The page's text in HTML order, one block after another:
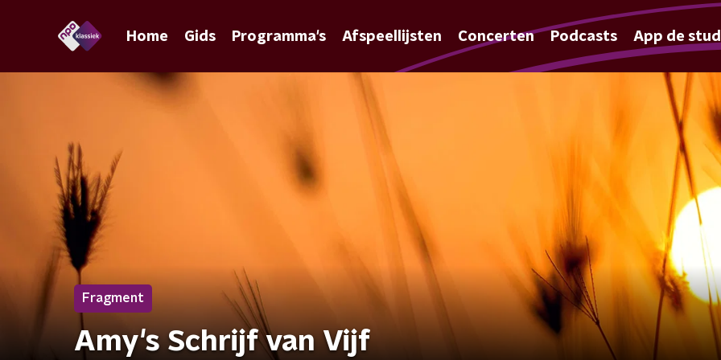
Home Gids Programma's Afspeellijsten Concerten Podcasts App de
Fragment
Amy's Schrijf van Vijf